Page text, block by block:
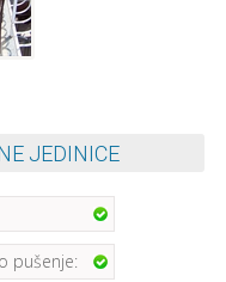
JEDINICE
pušenje: